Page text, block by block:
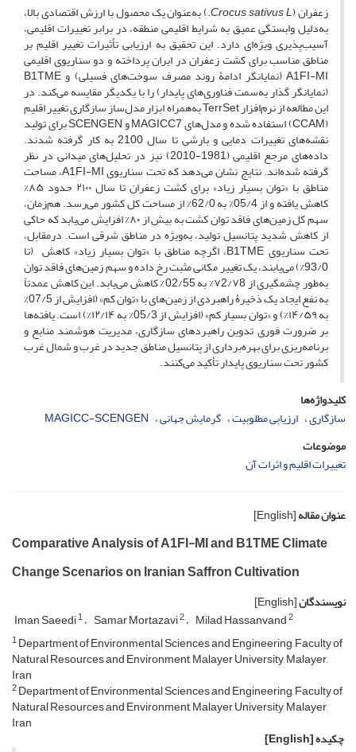
زعفران (Crocus sativus L.) به‌عنوان یک محصول با ارزش اقتصادی بالا،
به‌دلیل وابستگی عمیق به شرایط اقلیمی منطقه، در برابر تغییرات اقلیمی،
آسیب‌پذیری ویژه‌ای دارد. این تحقیق به ارزیابی تأثیرات تغییر اقلیم بر
مناطق مناسب برای کشت زعفران در ایران پرداخته و دو سناریوی اقلیمی
A1FI-MI (نمایانگر ادامۀ روند مصرف سوخت‌های فسیلی) و B1TME
(نمایانگر گذار به‌سمت فناوری‌های پایدار) را با یکدیگر مقایسه می‌کند. در
این مطالعه از نرم‌افزار TerrSet به‌همراه ابزار مدل‌ساز سازگاری تغییر اقلیم
(CCAM) استفاده شده و مدل‌های MAGICC7 و SCENGEN برای تولید
نقشه‌های تغییرات دمایی و بارشی تا سال 2100 به کار گرفته شدند.
داده‌های مرجع اقلیمی (1981-2010) نیز در تحلیل‌های میدانی در نظر
گرفته شده‌اند. نتایج نشان می‌دهد که تحت سناریوی A1FI-MI، مساحت
مناطق با «توان بسیار زیاد» برای کشت زعفران تا سال ۲۱۰۰ حدود ۸۵%
کاهش یافته و از 05/4% به 62/0% از مساحت کل کشور می‌رسد. هم‌زمان،
سهم کل زمین‌های فاقد توان کشت به بیش از ۸۰% افزایش می‌یابد که حاکی
از کاهش شدید پتانسیل تولید، به‌ویژه در مناطق شرقی است. درمقابل،
تحت سناریوی B1TME، اگرچه مناطق با «توان بسیار زیاد» کاهش (تا
93/0%) می‌یابند، یک تغییر مکانی مثبت رخ داده و سهم زمین‌های فاقد توان
به‌طور چشمگیری از ۷2/۷8% به 02/55% کاهش می‌یابد. این کاهش عمدتاً
به نفع ایجاد یک ذخیرۀ راهبردی از زمین‌های با «توان کم» (افزایش از 07/5%
به ۱۴/۵۹%) و «توان بسیار کم» (افزایش از 05/3% به ۱۲/۱۴%) است. یافته‌ها
بر ضرورت فوری تدوین راهبرد‌های سازگاری، مدیریت هوشمند منابع و
برنامه‌ریزی برای بهره‌برداری از پتانسیل مناطق جدید در غرب و شمال غرب
کشور تحت سناریوی پایدار تأکید می‌کنند.
کلیدواژه‌ها
سازگاری ارزیابی مطلوبیت گرمایش جهانی MAGICC-SCENGEN
موضوعات
تغییرات اقلیم و اثرات آن
عنوان مقاله[English]
Comparative Analysis of A1FI-MI and B1TME Climate
Change Scenarios on Iranian Saffron Cultivation
نویسندگان[English]
Iman Saeedi1 Samar Mortazavi2 Milad Hassanvand2
1Department of Environmental Sciences and Engineering, Faculty of
Natural Resources and Environment, Malayer University, Malayer,
Iran
2Department of Environmental Sciences and Engineering, Faculty of
Natural Resources and Environment, Malayer University, Malayer,
Iran
چکیده[English]